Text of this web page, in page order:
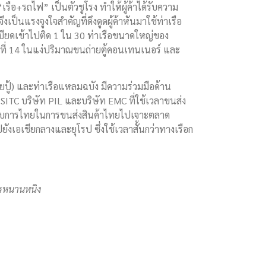
อ+รถไฟ” เป็นตัวชูโรง ทำให้ผู้ค้าได้รับความ
เป็นแรงจูงใจสำคัญที่ดึงดูดผู้ค้าหันมาใช้ท่าเรือ
ยดเข้าไปติด 1 ใน 30 ท่าเรือขนาดใหญ่ของ
14 ในแง่ปริมาณขนถ่ายตู้คอนเทนเนอร์ และ
ปู้) และท่าเรือแหลมฉบัง มีความร่วมมือด้าน
บริษัท PIL และบริษัท EMC ที่ใช้เวลาขนส่ง
ารไทยในการขนส่งสินค้าไทยไปเจาะตลาด
อเชียกลางและยุโรป ซึ่งใช้เวลาสั้นกว่าทางเรือก
นานหนิง